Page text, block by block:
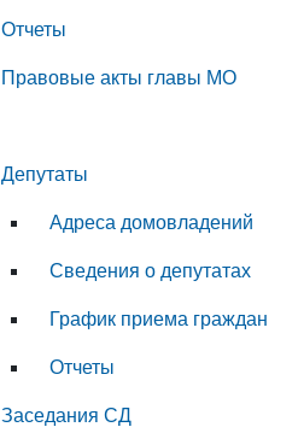
Отчеты
Правовые акты главы МО
Депутаты
Адреса домовладений
Сведения о депутатах
График приема граждан
Отчеты
Заседания СД